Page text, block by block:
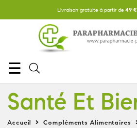
Livraison gratuite à partir de 49 €
Basculer
la
navigation
☰
Santé Et
Accueil Compléments Alimentaires